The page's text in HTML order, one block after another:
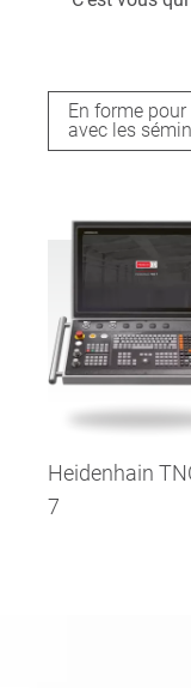
En forme
avec les
Heidenhain
7